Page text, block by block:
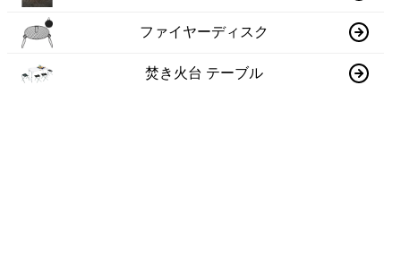
ファイヤーディスク
焚き火台 テーブル